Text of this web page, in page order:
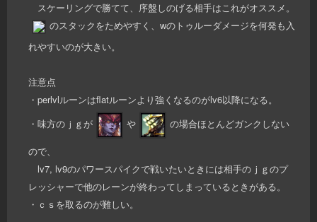
スケーリングで勝てて、序盤しのげる相手はこれがオススメ。
のスタックをためやすく、wのトゥルーダメージを何発も入
れやすいのが大きい。
注意点
・perlvlルーンはflatルーンより強くなるのがlv6以降になる。
・味方のｊｇが
や の場合ほとんどガンクしない
ので、
lv7, lv9のパワースパイクで戦いたいときには相手のｊｇのプ
レッシャーで他のレーンが終わってしまっているときがある。
・ｃｓを取るのが難しい。